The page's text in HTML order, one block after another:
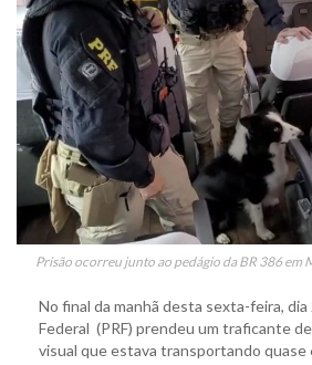
Prisão ocorreu junto ao pedágio da BR 386 em
No final da manhã desta sexta-feira, dia
Federal (PRF) prendeu um traficante
visual que estava transportando quase